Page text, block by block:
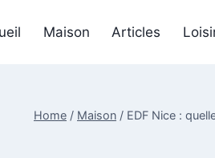
Maison Articles
Home / Maison / EDF Nice :